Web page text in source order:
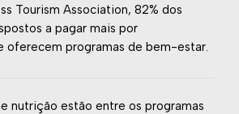
Tourism Association, 82% dos
a pagar mais por
oferecem programas de bem-estar.
nutrição estão entre os programas